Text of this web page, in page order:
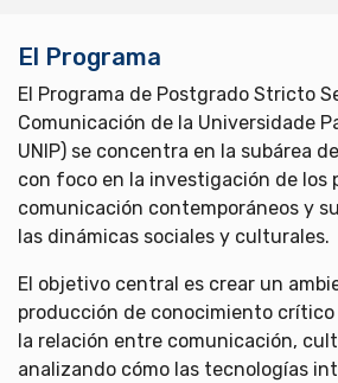
El Programa
El Programa de Postgrado Stricto
Comunicación de la Universidade
UNIP) se concentra en la subárea
con foco en la investigación de los
comunicación contemporáneos y
las dinámicas sociales y culturales.
El objetivo central es crear un
producción de conocimiento crítico
la relación entre comunicación,
analizando cómo las tecnologías